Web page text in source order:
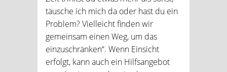
täusche ich mich da oder hast du ein
Problem? Vielleicht finden wir
gemeinsam einen Weg, um das
einzuschränken“. Wenn Einsicht
erfolgt, kann auch ein Hilfsangebot